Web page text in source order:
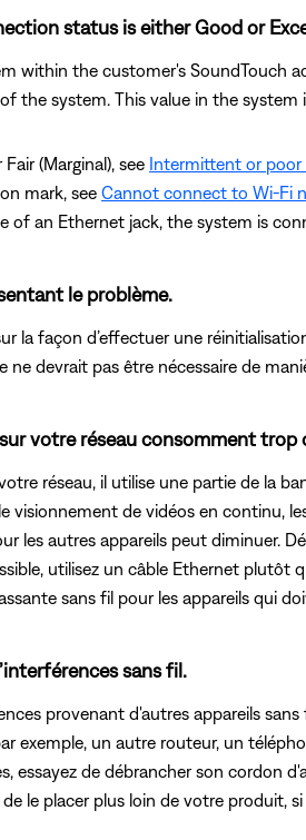
status is either Good or
within the customer's SoundTouch
the system. This value in the
(Marginal), see Intermittent or poor
mark, see Cannot connect to Wi-Fi
of an Ethernet jack, the system is
le problème.
la façon d’effectuer une
ne devrait pas être nécessaire de
votre réseau consomment trop
réseau, il utilise une partie de la
visionnement de vidéos en continu,
les autres appareils peut diminuer.
utilisez un câble Ethernet
sans fil pour les appareils qui
sans fil.
provenant d'autres appareils
exemple, un autre routeur, un
essayez de débrancher son cordon
le placer plus loin de votre produit,